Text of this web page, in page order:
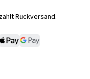
Rückversand.